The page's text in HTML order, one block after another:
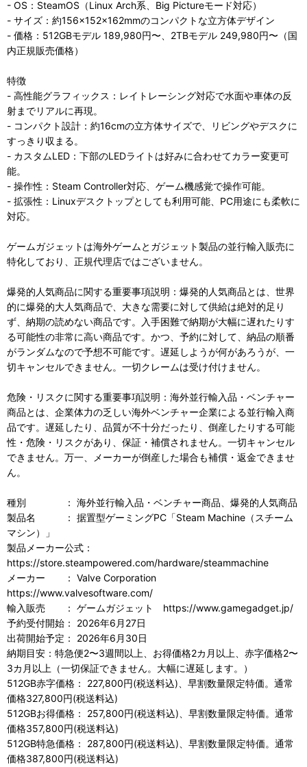
- OS：SteamOS（Linux Arch系、Big Pictureモード対応）
- サイズ：約156×152×162mmのコンパクトな立方体デザイン
- 価格：512GBモデル 189,980円〜、2TBモデル 249,980円〜（国
内正規販売価格）
特徴
- 高性能グラフィックス：レイトレーシング対応で水面や車体の反
射までリアルに再現。
- コンパクト設計：約16cmの立方体サイズで、リビングやデスクに
すっきり収まる。
- カスタムLED：下部のLEDライトは好みに合わせてカラー変更可
能。
- 操作性：Steam Controller対応、ゲーム機感覚で操作可能。
- 拡張性：Linuxデスクトップとしても利用可能、PC用途にも柔軟に
対応。
ゲームガジェットは海外ゲームとガジェット製品の並行輸入販売に
特化しており、正規代理店ではございません。
爆発的人気商品に関する重要事項説明：爆発的人気商品とは、世界
的に爆発的大人気商品で、大きな需要に対して供給は絶対的足り
ず、納期の読めない商品です。入手困難で納期が大幅に遅れたりす
る可能性の非常に高い商品です。かつ、予約に対して、納品の順番
がランダムなので予想不可能です。遅延しようが何があろうが、一
切キャンセルできません。一切クレームは受け付けません。
危険・リスクに関する重要事項説明：海外並行輸入品・ベンチャー
商品とは、企業体力の乏しい海外ベンチャー企業による並行輸入商
品です。遅延したり、品質が不十分だったり、倒産したりする可能
性・危険・リスクがあり、保証・補償されません。一切キャンセル
できません。万一、メーカーが倒産した場合も補償・返金できませ
ん。
種別 ： 海外並行輸入品・ベンチャー商品、爆発的人気商品
製品名 ： 据置型ゲーミングPC「Steam Machine（スチーム
マシン）」
製品メーカー公式：
https://store.steampowered.com/hardware/steammachine
メーカー ： Valve Corporation
https://www.valvesoftware.com/
輸入販売 ： ゲームガジェット https://www.gamegadget.jp/
予約受付開始： 2026年6月27日
出荷開始予定： 2026年6月30日
納期目安：特急便2〜3週間以上、お得価格2カ月以上、赤字価格2〜
3カ月以上（一切保証できません。大幅に遅延します。）
512GB赤字価格： 227,800円(税送料込)、早割数量限定特価。通常
価格327,800円(税送料込)
512GBお得価格： 257,800円(税送料込)、早割数量限定特価。通常
価格357,800円(税送料込)
512GB特急価格： 287,800円(税送料込)、早割数量限定特価。通常
価格387,800円(税送料込)